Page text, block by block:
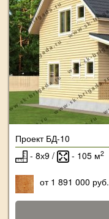
Проект БД-10
- 8х9 /
- 105 м2
от 1 891 000 руб.